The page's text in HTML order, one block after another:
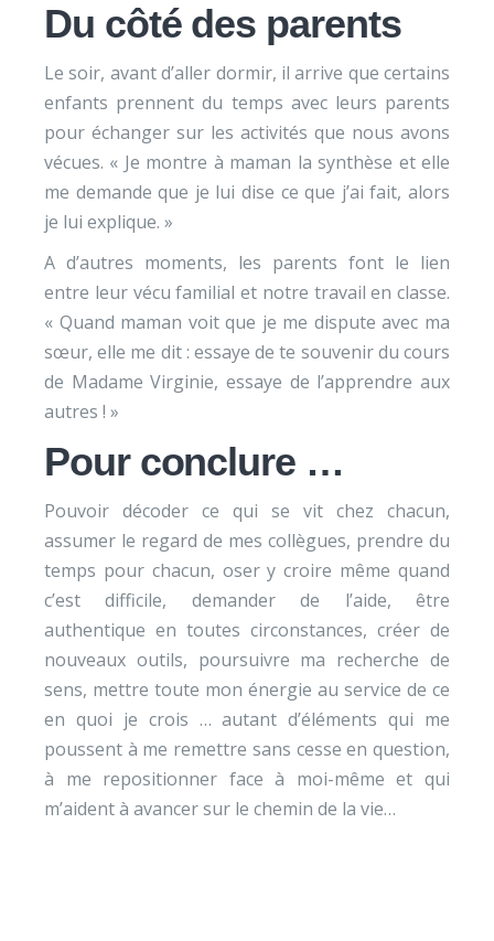
Du côté des parents
Le soir, avant d’aller dormir, il arrive que certains
enfants prennent du temps avec leurs parents
pour échanger sur les activités que nous avons
vécues. « Je montre à maman la synthèse et elle
me demande que je lui dise ce que j’ai fait, alors
je lui explique. »
A d’autres moments, les parents font le lien
entre leur vécu familial et notre travail en classe.
« Quand maman voit que je me dispute avec ma
sœur, elle me dit : essaye de te souvenir du cours
de Madame Virginie, essaye de l’apprendre aux
autres ! »
Pour conclure …
Pouvoir décoder ce qui se vit chez chacun,
assumer le regard de mes collègues, prendre du
temps pour chacun, oser y croire même quand
c’est difficile, demander de l’aide, être
authentique en toutes circonstances, créer de
nouveaux outils, poursuivre ma recherche de
sens, mettre toute mon énergie au service de ce
en quoi je crois … autant d’éléments qui me
poussent à me remettre sans cesse en question,
à me repositionner face à moi-même et qui
m’aident à avancer sur le chemin de la vie…